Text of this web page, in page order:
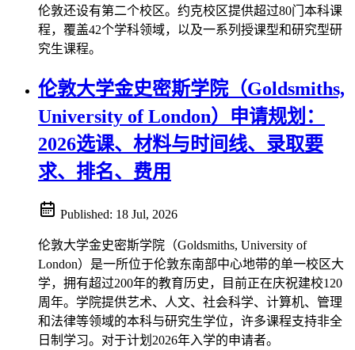
伦敦还设有第二个校区。约克校区提供超过80门本科课
程，覆盖42个学科领域，以及一系列授课型和研究型研
究生课程。
伦敦大学金史密斯学院（Goldsmiths,
University of London）申请规划：
2026选课、材料与时间线、录取要
求、排名、费用
Published: 18 Jul, 2026
伦敦大学金史密斯学院（Goldsmiths, University of
London）是一所位于伦敦东南部中心地带的单一校区大
学，拥有超过200年的教育历史，目前正在庆祝建校120
周年。学院提供艺术、人文、社会科学、计算机、管理
和法律等领域的本科与研究生学位，许多课程支持非全
日制学习。对于计划2026年入学的申请者。